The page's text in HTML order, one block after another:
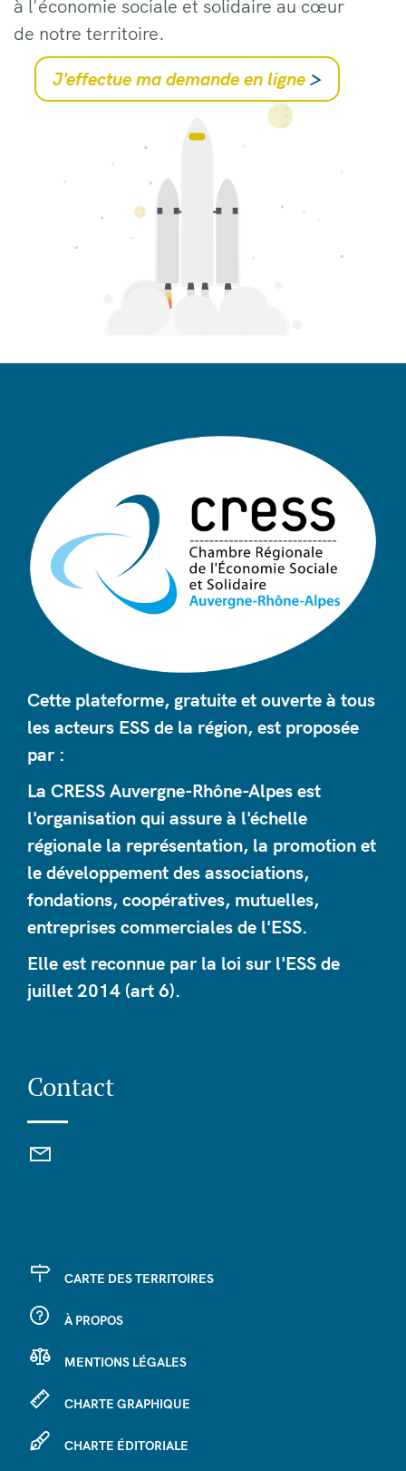
à l'économie sociale et solidaire au cœur
de notre territoire.
J'effectue ma demande en ligne >
Cette plateforme, gratuite et ouverte à tous
les acteurs ESS de la région, est proposée
par :
La CRESS Auvergne-Rhône-Alpes est
l'organisation qui assure à l'échelle
régionale la représentation, la promotion et
le développement des associations,
fondations, coopératives, mutuelles,
entreprises commerciales de l'ESS.
Elle est reconnue par la loi sur l'ESS de
juillet 2014 (art 6).
Contact
CARTE DES TERRITOIRES
À PROPOS
MENTIONS LÉGALES
CHARTE GRAPHIQUE
CHARTE ÉDITORIALE